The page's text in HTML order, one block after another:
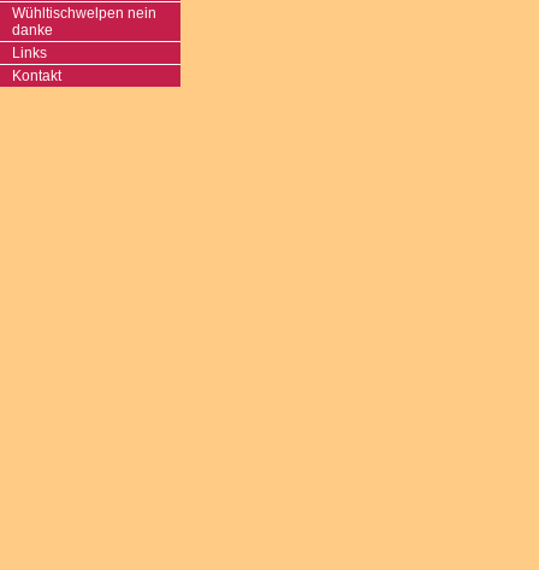
Wühltischwelpen nein
danke
Links
Kontakt